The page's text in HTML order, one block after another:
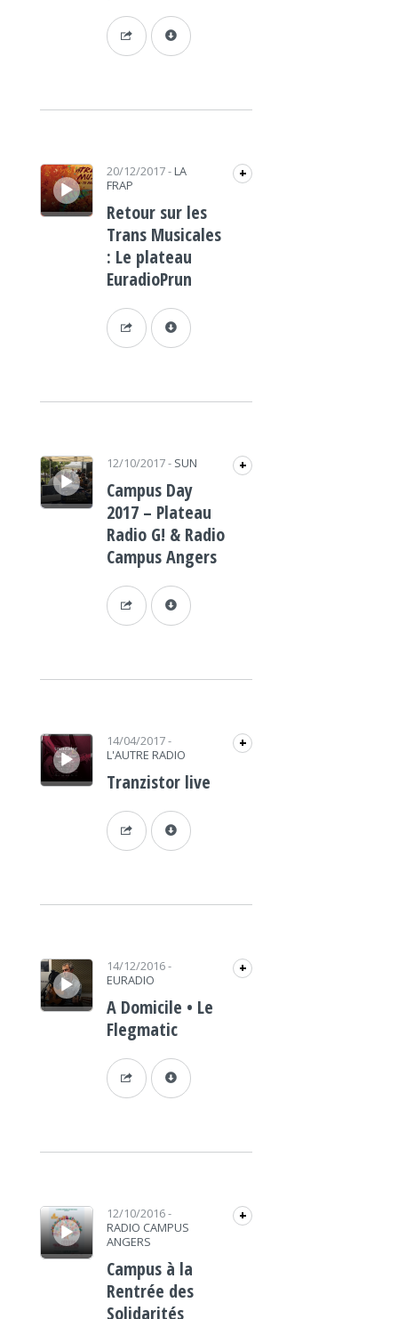
Lecteur audio 20/12/2017- LA
FRAP
+
Retour sur les
Trans Musicales
: Le plateau
EuradioPrun
Lecteur audio 12/10/2017- SUN +
Campus Day
2017 – Plateau
Radio G! & Radio
Campus Angers
Lecteur audio 14/04/2017-
L'AUTRE RADIO
+
Tranzistor live
Lecteur audio 14/12/2016-
EURADIO
+
A Domicile • Le
Flegmatic
Lecteur audio 12/10/2016-
RADIO CAMPUS
ANGERS
+
Campus à la
Rentrée des
Solidarités